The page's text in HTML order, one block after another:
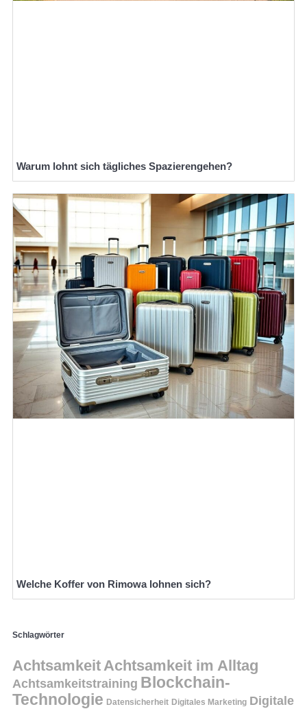
Warum lohnt sich tägliches Spazierengehen?
Welche Koffer von Rimowa lohnen sich?
Schlagwörter
Achtsamkeit Achtsamkeit im Alltag
Achtsamkeitstraining Blockchain-
Technologie Datensicherheit Digitales Marketing Digitale